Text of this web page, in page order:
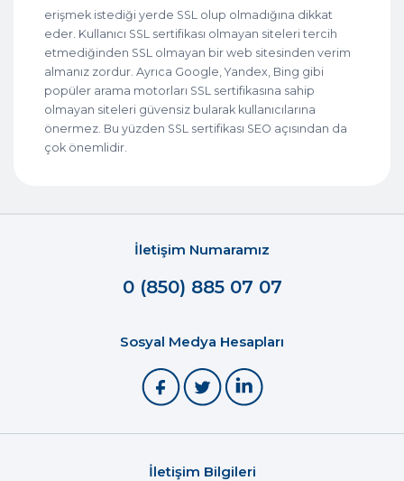
erişmek istediği yerde SSL olup olmadığına dikkat
eder. Kullanıcı SSL sertifikası olmayan siteleri tercih
etmediğinden SSL olmayan bir web sitesinden verim
almanız zordur. Ayrıca Google, Yandex, Bing gibi
popüler arama motorları SSL sertifikasına sahip
olmayan siteleri güvensiz bularak kullanıcılarına
önermez. Bu yüzden SSL sertifikası SEO açısından da
çok önemlidir.
İletişim Bilgileri
İletişim Numaramız
0 (850) 885 07 07
Sosyal Medya Hesapları